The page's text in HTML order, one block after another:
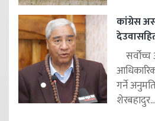
कांग्रेस
गर्ने
शेरबहादुर...